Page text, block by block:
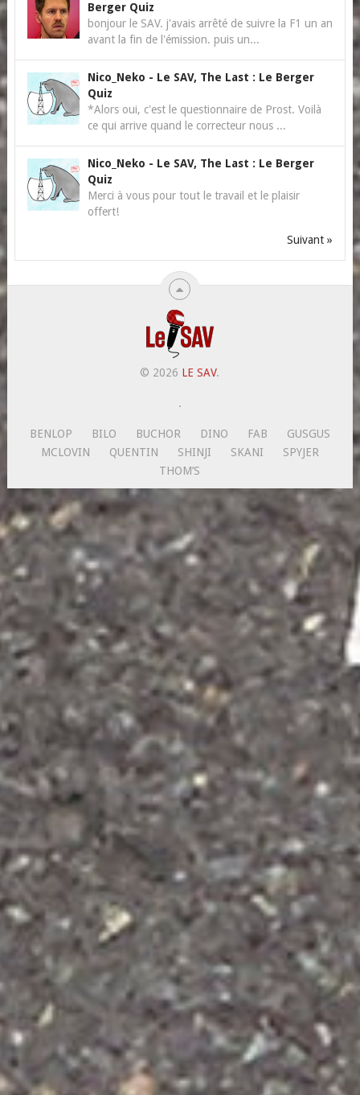
Berger Quiz
bonjour le SAV. j'avais arrêté de suivre la F1 un an
avant la fin de l'émission. puis un...
Nico_Neko - Le SAV, The Last : Le Berger
Quiz
*Alors oui, c'est le questionnaire de Prost. Voilà
ce qui arrive quand le correcteur nous ...
Nico_Neko - Le SAV, The Last : Le Berger
Quiz
Merci à vous pour tout le travail et le plaisir
offert!
Suivant »
© 2026 LE SAV.
.
BENLOP BILO BUCHOR DINO FAB
GUSGUS
MCLOVIN
QUENTIN SHINJI SKANI
SPYJER
THOM’S